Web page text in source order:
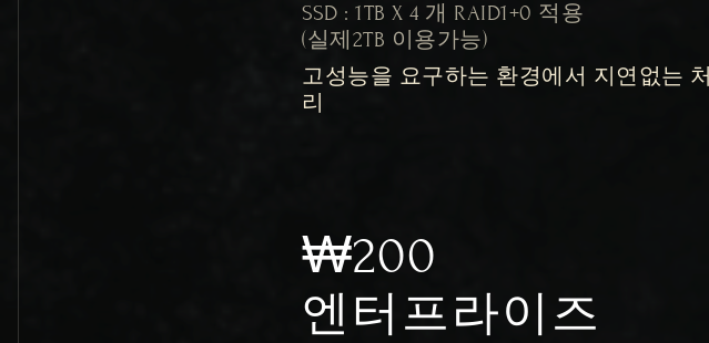
SSD : 1TB X 4 개 RAID1+0 적용
고성능을 요구하는 환경에서 지연없는 처
리
₩200
엔터프라이즈